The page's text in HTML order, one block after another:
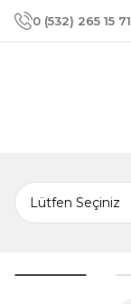
0 (532) 265 15 71